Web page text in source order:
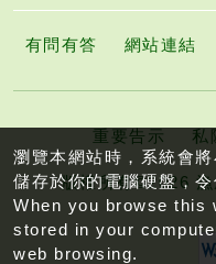
有問有答 網站連結
重要告示 私
版權所有©2026 漁
瀏覽本網站時，系統會
儲存於你的電腦硬盤，
When you browse this
stored in your
web browsing.